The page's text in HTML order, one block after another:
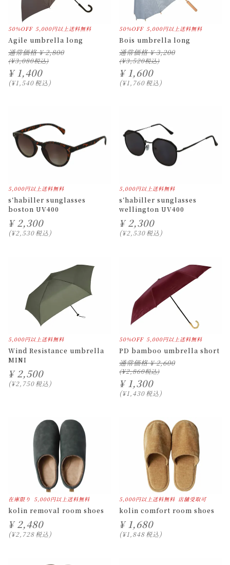
50%OFF 5,000円以上送料無料
Agile umbrella long
通常価格 ¥ 2,800
¥3,080
¥ 1,400
¥1,540税込
50%OFF 5,000円以上送料無料
Bois umbrella long
通常価格 ¥ 3,200
¥3,520
¥ 1,600
¥1,760税込
5,000円以上送料無料
s‘habiller sunglasses
boston UV400
¥ 2,300
¥2,530税込
5,000円以上送料無料
s‘habiller sunglasses
wellington UV400
¥ 2,300
¥2,530税込
5,000円以上送料無料
Wind Resistance umbrella
MINI
¥ 2,500
¥2,750税込
50%OFF 5,000円以上送料無料
PD bamboo umbrella short
通常価格 ¥ 2,600
¥2,860
¥ 1,300
¥1,430税込
在庫限り 5,000円以上送料無料
kolin removal room shoes
¥ 2,480
¥2,728税込
5,000円以上送料無料 店舗受取可
kolin comfort room shoes
¥ 1,680
¥1,848税込